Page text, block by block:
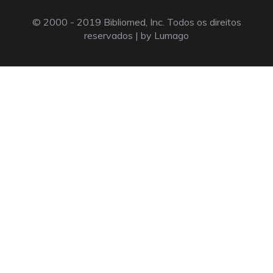
© 2000 - 2019 Bibliomed, Inc. Todos os direitos
reservados | by Lumago